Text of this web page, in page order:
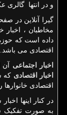
و در انتها گالری
گیرا آنلاین در
مخاطبان ،
داده است که
اقتصادی می باشد.
اخبار اجتماعی آن
اخبار اقتصادی که
اقتصادی
در کنار اینها
به صورت تفکیک